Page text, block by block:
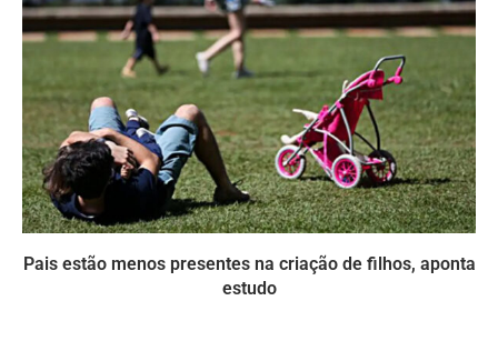
Pais estão menos presentes na criação de filhos, aponta
estudo